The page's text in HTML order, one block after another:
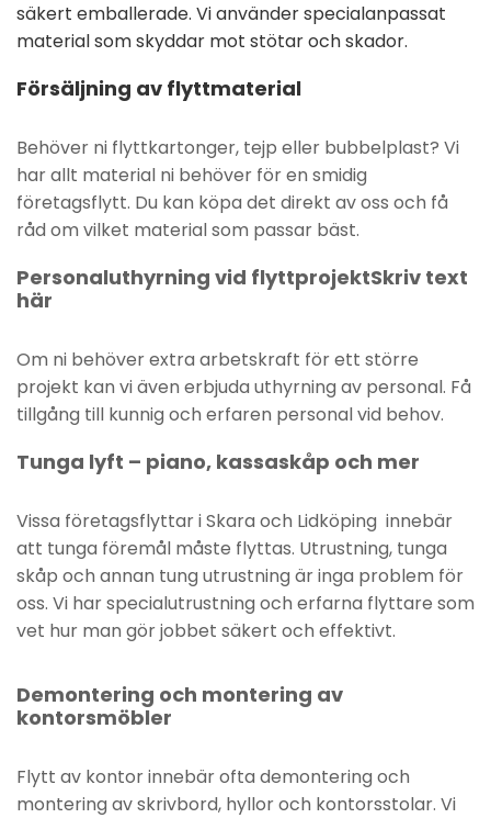
säkert emballerade. Vi använder specialanpassat
material som skyddar mot stötar och skador.
Försäljning av flyttmaterial
Behöver ni flyttkartonger, tejp eller bubbelplast? Vi
har allt material ni behöver för en smidig
företagsflytt. Du kan köpa det direkt av oss och få
råd om vilket material som passar bäst.
Personaluthyrning vid flyttprojektSkriv text
här
Om ni behöver extra arbetskraft för ett större
projekt kan vi även erbjuda uthyrning av personal. Få
tillgång till kunnig och erfaren personal vid behov.
Tunga lyft – piano, kassaskåp och mer
Vissa företagsflyttar i Skara och Lidköping innebär
att tunga föremål måste flyttas. Utrustning, tunga
skåp och annan tung utrustning är inga problem för
oss. Vi har specialutrustning och erfarna flyttare som
vet hur man gör jobbet säkert och effektivt.
Demontering och montering av
kontorsmöbler
Flytt av kontor innebär ofta demontering och
montering av skrivbord, hyllor och kontorsstolar. Vi